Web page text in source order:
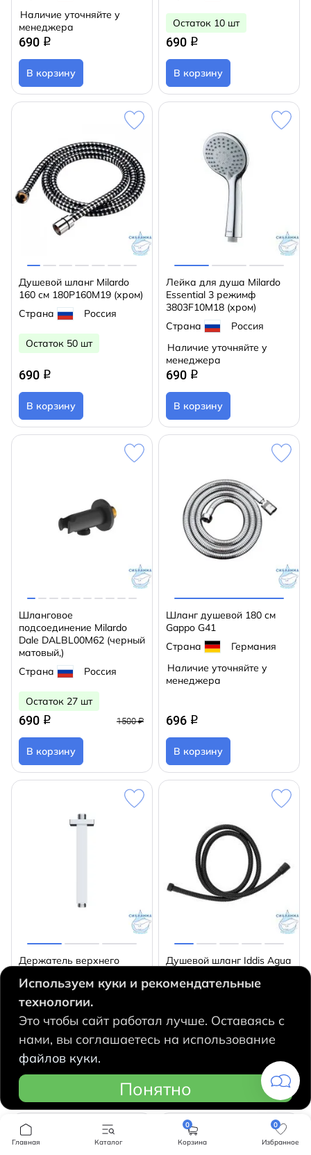
Наличие уточняйте у
менеджера
690 q
В корзину
Остаток 10 шт
690 q
В корзину
Душевой шланг Milardo
160 см 180P160M19 (хром)
Страна
Россия
Остаток 50 шт
690 q
В корзину
Лейка для душа Milardo
Essential 3 режимф
3803F10M18 (хром)
Страна
Россия
Наличие уточняйте у
менеджера
690 q
В корзину
Шланговое
подсоединение Milardo
Dale DALBL00M62 (черный
матовый,)
Страна
Россия
Остаток 27 шт
690 q 1500 ₽
В корзину
Шланг душевой 180 см
Gappo G41
Страна
Германия
Наличие уточняйте у
менеджера
696 q
В корзину
Держатель верхнего
OPH20CSi61 40 см (хром)
Страна
Россия
Остаток 3 шт
700
Душевой шланг Iddis Agua
(черный матовый)
Остаток 41 шт
В корзину
Используем куки и рекомендательные
технологии.
Это чтобы сайт работал лучше. Оставаясь с
нами, вы соглашаетесь на использование
файлов куки.
Понятно
Главная Каталог
0
Корзина
0
Избранное